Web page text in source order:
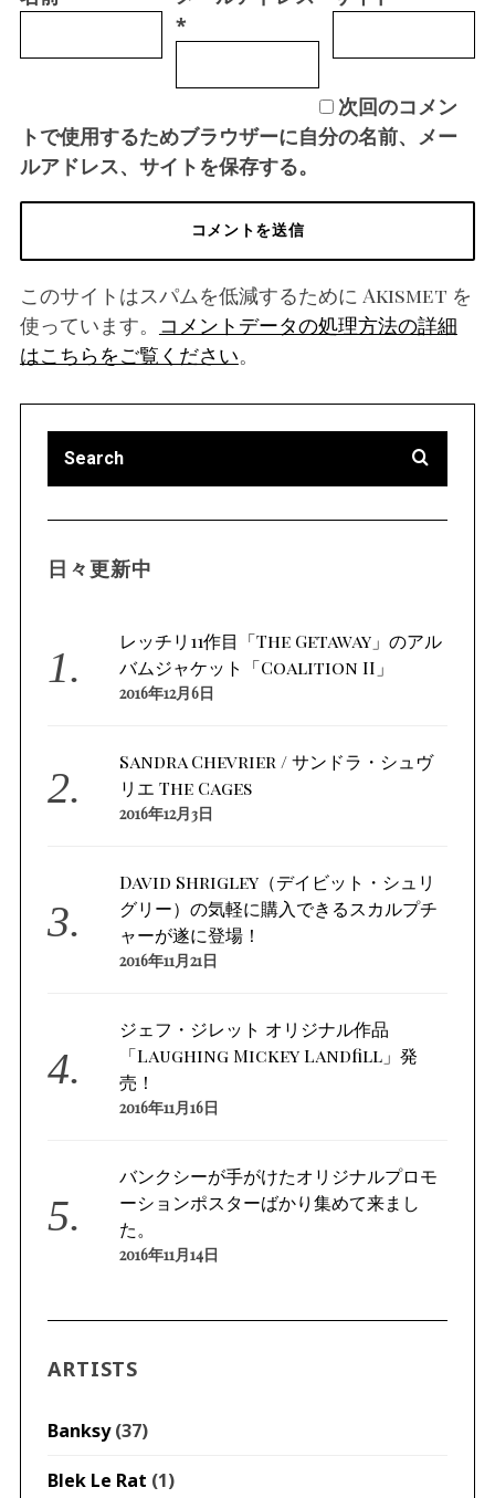
*
次回のコメン
トで使用するためブラウザーに自分の名前、メー
ルアドレス、サイトを保存する。
このサイトはスパムを低減するために Akismet を
使っています。 コメントデータの処理方法の詳細
はこちらをご覧ください。
日々更新中
レッチリ11作目「The Getaway」のアル
バムジャケット「Coalition II」
2016年12月6日
Sandra Chevrier / サンドラ・シュヴ
リエ The Cages
2016年12月3日
David Shrigley（デイビット・シュリ
グリー）の気軽に購入できるスカルプチ
ャーが遂に登場！
2016年11月21日
ジェフ・ジレット オリジナル作品
「Laughing Mickey Landfill」発
売！
2016年11月16日
バンクシーが手がけたオリジナルプロモ
ーションポスターばかり集めて来まし
た。
2016年11月14日
ARTISTS
Banksy(37)
Blek Le Rat (1)